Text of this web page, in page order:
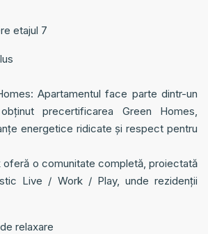
etajul 7
Apartamentul face parte dintr-un
precertificarea Green Homes,
energetice ridicate și respect pentru
oferă o comunitate completă, proiectată
Live / Work / Play, unde rezidenții
relaxare